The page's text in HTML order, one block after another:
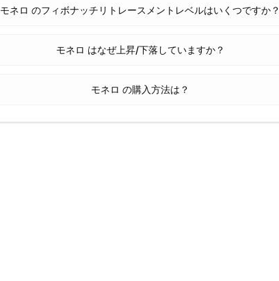
モネロ のフィボナッチリトレースメントレベルはいくつですか？
モネロ はなぜ上昇/下落していますか？
モネロ の購入方法は？